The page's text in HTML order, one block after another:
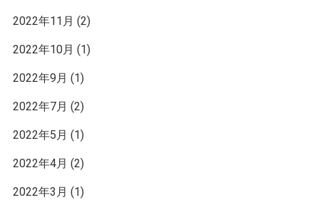
2022年11月 (2)
2022年10月 (1)
2022年9月 (1)
2022年7月 (2)
2022年5月 (1)
2022年4月 (2)
2022年3月 (1)